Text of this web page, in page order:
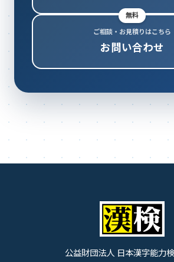
無料
ご相談・お見積りはこちら
お問い合わせ
公益財団法人 日本漢字能力